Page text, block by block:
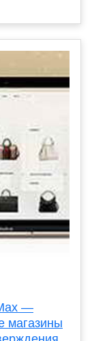
—
магазины